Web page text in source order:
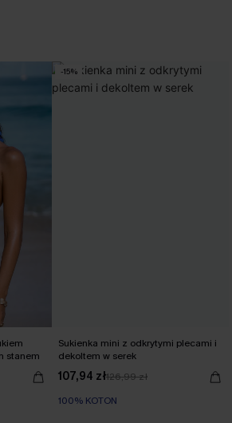
stanem
-15%
Sukienka mini z odkrytymi plecami i
dekoltem w serek
107,94 zł126,99 zł
100% KOTON